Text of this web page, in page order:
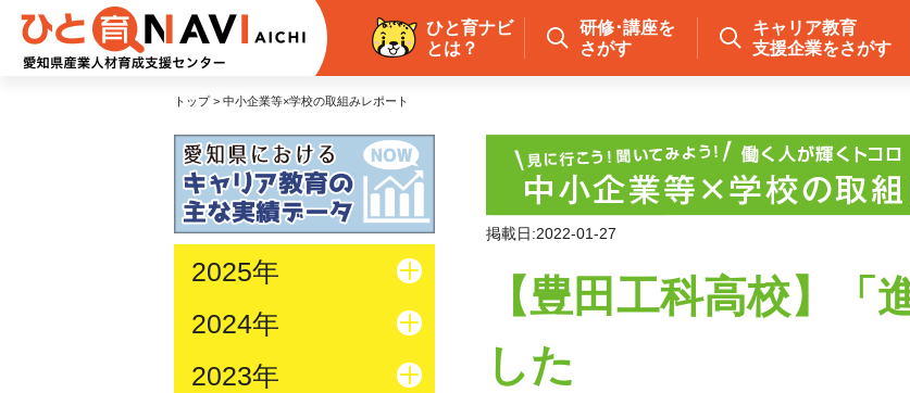
ひと育ナビ
とは？
研修･講座を
さがす
キャリア教育
支援企業をさがす
トップ > 中小企業等×学校の取組みレポート
2025年
2024年
2023年
掲載日:2022-01-27
【豊田工科高校】「
した